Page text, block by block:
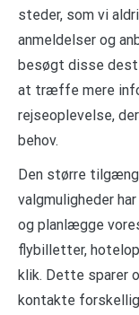
steder, som vi
anmeldelser og
besøgt disse
at træffe mere
rejseoplevelse,
behov.
Den større
valgmuligheder
og planlægge
flybilletter,
klik. Dette sparer
kontakte